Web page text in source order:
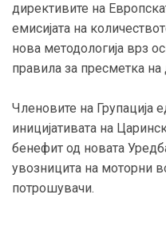
директивите на
емисијата на
нова методологија врз
правила за пресметка
Членовите на Групација
иницијативата на
бенефит од новата
увозницита на моторни
потрошувачи.